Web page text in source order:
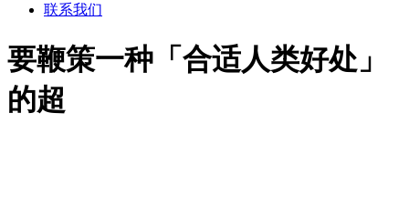
联系我们
要鞭策一种「合适人类好处」
的超